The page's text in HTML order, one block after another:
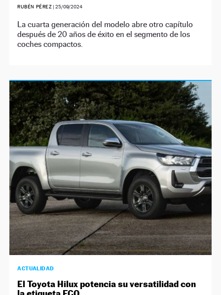
RUBÉN PÉREZ |25/09/2024
La cuarta generación del modelo abre otro capítulo
después de 20 años de éxito en el segmento de los
coches compactos.
ACTUALIDAD
El Toyota Hilux potencia su versatilidad con